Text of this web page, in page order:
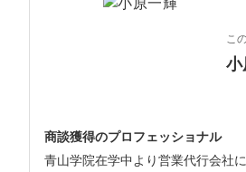
こ
小
商談獲得のプロフェッショナル
青山学院在学中より営業代行会社